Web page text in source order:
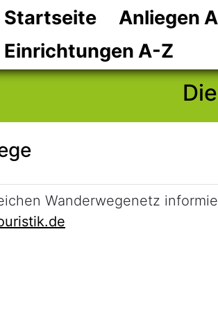
Startseite Anliegen
Einrichtungen A-Z
Wanderwegenetz